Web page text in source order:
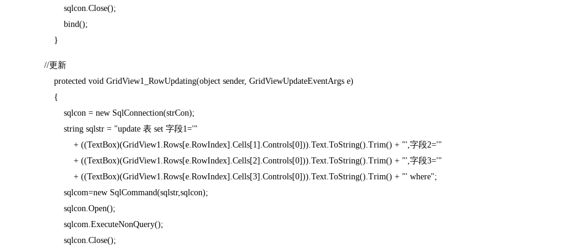
sqlcon.Close();
bind();
}
//更新
protected void GridView1_RowUpdating(object sender, GridViewUpdateEventArgs e)
{
sqlcon = new SqlConnection(strCon);
string sqlstr = "update 表 set 字段1='"
+ ((TextBox)(GridView1.Rows[e.RowIndex].Cells[1].Controls[0])).Text.ToString().Trim() + "',字段2='"
+ ((TextBox)(GridView1.Rows[e.RowIndex].Cells[2].Controls[0])).Text.ToString().Trim() + "',字段3='"
+ ((TextBox)(GridView1.Rows[e.RowIndex].Cells[3].Controls[0])).Text.ToString().Trim() + "' where";
sqlcom=new SqlCommand(sqlstr,sqlcon);
sqlcon.Open();
sqlcom.ExecuteNonQuery();
sqlcon.Close();